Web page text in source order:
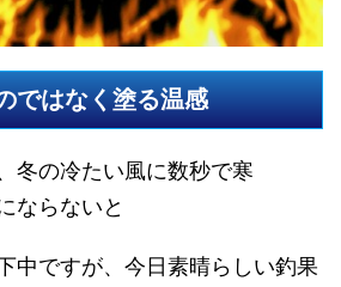
ではなく塗る温感
冬の冷たい風に数秒で寒
ならないと
中ですが、今日素晴らしい釣果